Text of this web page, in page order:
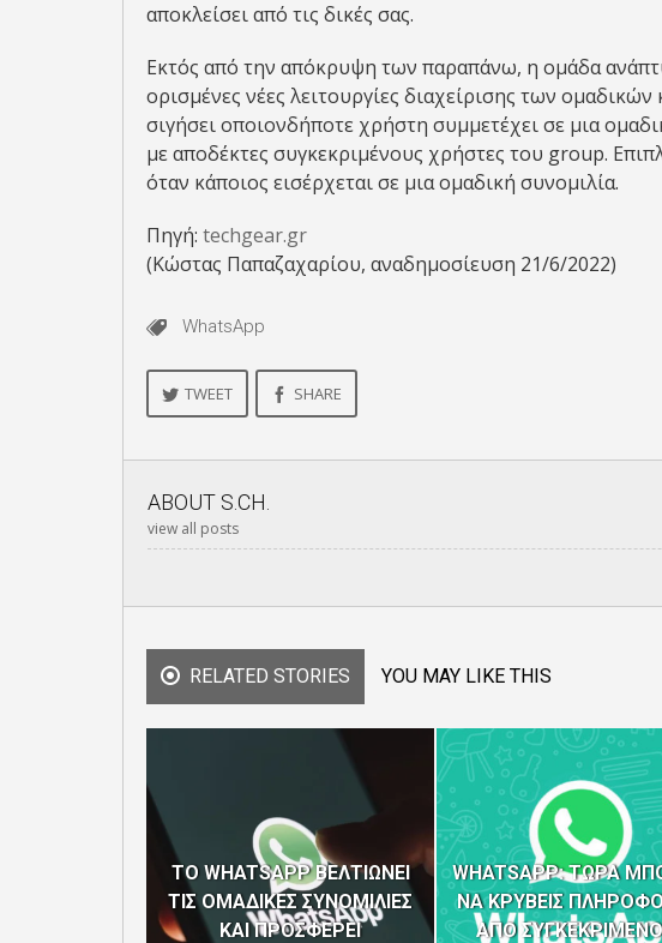
αποκλείσει από τις δικές σας.
Εκτός από την απόκρυψη των παραπάνω, η ομάδα
ορισμένες νέες λειτουργίες διαχείρισης των
σιγήσει οποιονδήποτε χρήστη συμμετέχει σε μια
με αποδέκτες συγκεκριμένους χρήστες του group.
όταν κάποιος εισέρχεται σε μια ομαδική συνομιλία.
Πηγή: techgear.gr
(Κώστας Παπαζαχαρίου, αναδημοσίευση 21/6/2022)
WhatsApp
TWEET SHARE
ABOUT S.CH.
view all posts
RELATED STORIES YOU MAY LIKE THIS
TO WHATSAPP ΒΕΛΤΙΩΝΕΙ
ΤΙΣ ΟΜΑΔΙΚΕΣ ΣΥΝΟΜΙΛΙΕΣ
ΚΑΙ ΠΡΟΣΦΕΡΕΙ
WHATSAPP: ΤΩΡΑ
ΝΑ ΚΡΥΒΕΙΣ
ΑΠΟ